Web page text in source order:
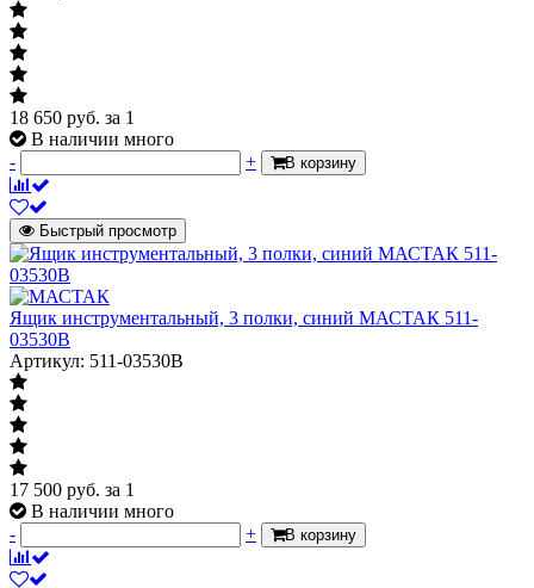
18 650 руб. за 1
В наличии много
-
+ В корзину
Быстрый просмотр
Ящик инструментальный, 3 полки, синий МАСТАК 511-
03530B
Артикул: 511-03530B
17 500 руб. за 1
В наличии много
-
+ В корзину